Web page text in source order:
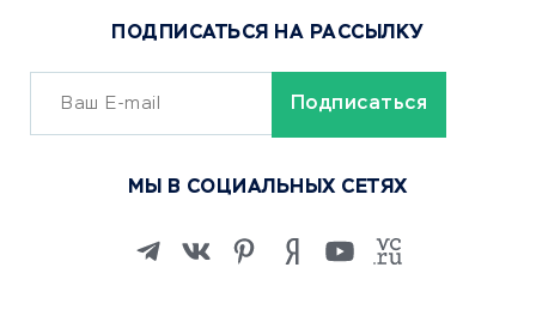
Сервисы доставки
ОБУЧЕНИЕ И РАБОТА
Изучение иностранных
ПОДПИСАТЬСЯ НА РАССЫЛКУ
МЫ В СОЦИАЛЬНЫХ СЕТЯХ